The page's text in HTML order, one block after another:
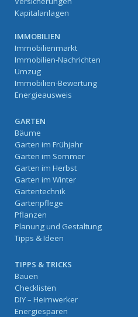
Kapitalanlagen
IMMOBILIEN
Immobilienmarkt
Immobilien-Nachrichten
Umzug
Immobilien-Bewertung
Energieausweis
GARTEN
Bäume
Garten im Frühjahr
Garten im Sommer
Garten im Herbst
Garten im Winter
Gartentechnik
Gartenpflege
Pflanzen
Planung und Gestaltung
Tipps & Ideen
TIPPS & TRICKS
Bauen
Checklisten
DIY – Heimwerker
Energiesparen